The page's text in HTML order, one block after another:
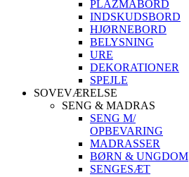
PLAZMABORD
INDSKUDSBORD
HJØRNEBORD
BELYSNING
URE
DEKORATIONER
SPEJLE
SOVEVÆRELSE
SENG & MADRAS
SENG M/
OPBEVARING
MADRASSER
BØRN & UNGDOM
SENGESÆT